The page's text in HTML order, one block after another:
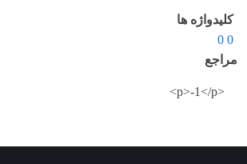
کلیدواژه ها
0 0
مراجع
<p>-1</p>